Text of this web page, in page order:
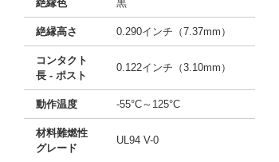
絶縁色 黒
絶縁高さ 0.290インチ（7.37mm）
コンタクト
長 - ポスト
0.122インチ（3.10mm）
動作温度 -55°C～125°C
材料難燃性
グレード
UL94 V-0